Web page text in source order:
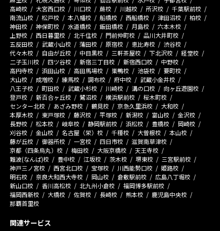
高崎校
大宮西口校 川口校 蕨校 川越校 所沢校
千葉駅前校
南流山校
松戸校 本八幡校 船橋校 西船橋校 津田沼校
柏校
神田校
神保町校 水道橋校 飯田橋校 月島校
六本木校
上野校
西日暮里校 北千住校 門前仲町校
品川大井町校
五反田校
武蔵小山校 蒲田校 原宿校 恵比寿校
渋谷校
代々木校
自由が丘校 中目黒校 三軒茶屋校 下北沢校
経堂校
二子玉川校
四ツ谷校 新宿三丁目校 新宿西口校
中野校
高円寺校
浜田山校 高田馬場校 巣鴨校 池袋校
要町校
大山校
成増校 練馬校 調布校 府中校
武蔵小金井校
八王子校
町田校 武蔵小杉校 川崎校 溝の口校
向ヶ丘遊園校
登戸校
新百合ヶ丘校 鷺沼校 横浜駅前校
桜木町校
センター北校
あざみ野校 鶴見校 京急久里浜校
大和校
本厚木校
東戸塚校 藤沢校 平塚校 新潟校 富山校
金沢校
長野校
松本校 岐阜校 静岡駅前校 浜松校 豊橋校
岡崎校
刈谷校
金山校 名古屋（栄）校 千種校 大曽根校
本山校
藤が丘校
御器所校 一宮校 四日市校
滋賀南草津校
京都（四条烏丸）校
梅田校 大阪京橋校
天王寺校
難波(なんば)校
豊中校 江坂校 茨木校 堺東校
三宮駅前校
神戸三ノ宮校
西宮北口校 宝塚校 川西能勢口校
姫路校
明石校
奈良大和西大寺校 岡山校 倉敷駅前校
広島八丁堀校
新山口校
香川高松校 北九州小倉校
福岡博多駅前校
福岡西新校
大橋校 佐賀校 長崎校 熊本校
鹿児島中央校
那覇首里校
関連サービス